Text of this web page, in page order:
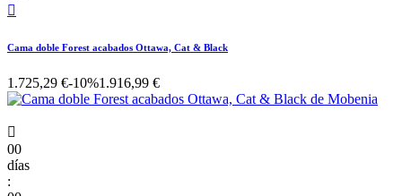

Cama doble Forest acabados Ottawa, Cat & Black
1.725,29 €-10%1.916,99 €

00
días
: